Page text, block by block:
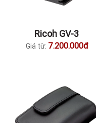
Ricoh GV-3
Giá từ: 7.200.000đ